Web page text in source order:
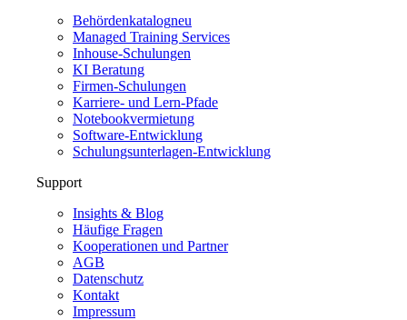
Behördenkatalogneu
Managed Training Services
Inhouse-Schulungen
KI Beratung
Firmen-Schulungen
Karriere- und Lern-Pfade
Notebookvermietung
Software-Entwicklung
Schulungsunterlagen-Entwicklung
Support
Insights & Blog
Häufige Fragen
Kooperationen und Partner
AGB
Datenschutz
Kontakt
Impressum